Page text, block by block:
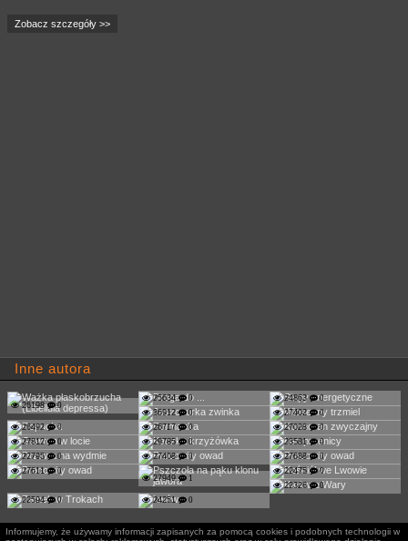
Zobacz szczegóły >>
Inne autora
26198 0
25634 0 24863 0
36912 0 27402 0
26492 0 26717 0 27028 0
27812 0 29785 0 23581 0
22795 0 27408 0 27688 0
27611 0
27949 1
22475 0
22326 0
22594 0 24251 0
Informujemy, że używamy informacji zapisanych za pomocą cookies i podobnych technologii w